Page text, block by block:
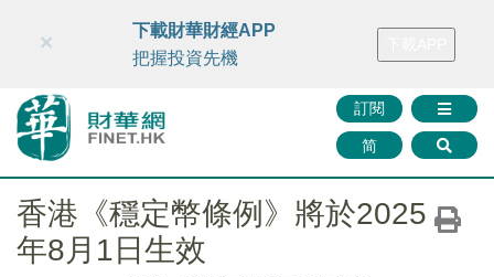
財華智庫網 FINTV FINMETA 財華證券 媒體矩陣
訂閱
简
×
下載財華財經APP
把握投資先機
香港《穩定幣條例》將於2025
年8月1日生效